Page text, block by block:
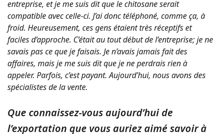
entreprise, et je me suis dit que le chitosane serait
compatible avec celle-ci. J’ai donc téléphoné, comme ça, à
froid. Heureusement, ces gens étaient très réceptifs et
faciles d’approche. C’était au tout début de l’entreprise; je ne
savais pas ce que je faisais. Je n’avais jamais fait des
affaires, mais je me suis dit que je ne perdrais rien à
appeler. Parfois, c’est payant. Aujourd’hui, nous avons des
spécialistes de la vente.
Que connaissez-vous aujourd’hui de
l’exportation que vous auriez aimé savoir à